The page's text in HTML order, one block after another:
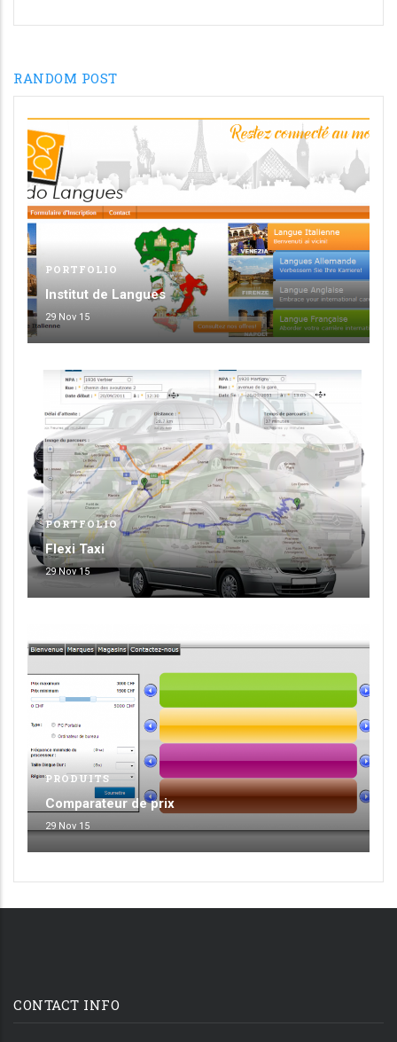
RANDOM POST
PORTFOLIO
Institut de Langues
29 Nov 15
PORTFOLIO
Flexi Taxi
29 Nov 15
PRODUITS
Comparateur de prix
29 Nov 15
CONTACT INFO